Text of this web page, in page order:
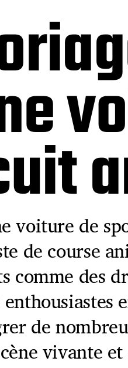
voiture de
de course
comme des
de
vivante